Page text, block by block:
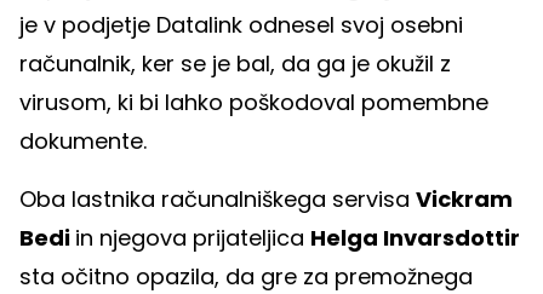
je v podjetje Datalink odnesel svoj osebni
računalnik, ker se je bal, da ga je okužil z
virusom, ki bi lahko poškodoval pomembne
dokumente.
Oba lastnika računalniškega servisa Vickram
Bedi in njegova prijateljica Helga Invarsdottir
sta očitno opazila, da gre za premožnega